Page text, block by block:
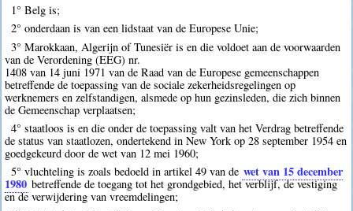
1° Belg is;
2° onderdaan is van een lidstaat van de Europese Unie;
3° Marokkaan, Algerijn of Tunesiër is en die voldoet aan de voorwaarden
van de Verordening (EEG) nr.
1408 van 14 juni 1971 van de Raad van de Europese gemeenschappen
betreffende de toepassing van de sociale zekerheidsregelingen op
werknemers en zelfstandigen, alsmede op hun gezinsleden, die zich binnen
de Gemeenschap verplaatsen;
4° staatloos is en die onder de toepassing valt van het Verdrag betreffende
de status van staatlozen, ondertekend in New York op 28 september 1954 en
goedgekeurd door de wet van 12 mei 1960;
5° vluchteling is zoals bedoeld in artikel 49 van de wet van 15 december
1980 betreffende de toegang tot het grondgebied, het verblijf, de vestiging
en de verwijdering van vreemdelingen;